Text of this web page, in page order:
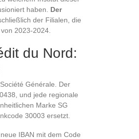
haben. Der
der Filialen, die
2023-2024.
du Nord:
Générale. Der
und jede regionale
Marke SG
30003 ersetzt.
IBAN mit dem Code